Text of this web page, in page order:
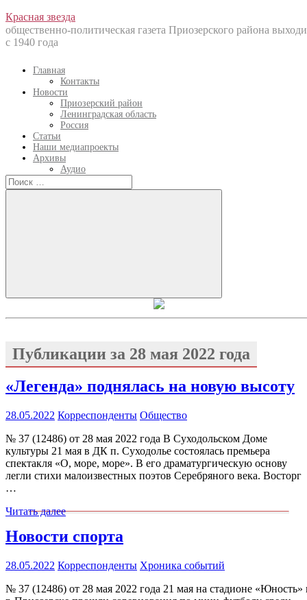
Перейти
к
содержанию
Красная звезда
общественно-политическая газета Приозерского района
с 1940 года
Главная
Контакты
Новости
Приозерский район
Ленинградская область
Россия
Статьи
Наши медиапроекты
Архивы
Аудио
Искать:
Искать
Публикации за 28 мая 2022 года
«Легенда» поднялась на новую высоту
28.05.2022 Корреспонденты Общество
№ 37 (12486) от 28 мая 2022 года В Суходольском Доме
культуры 21 мая в ДК п. Суходолье состоялась премьера
спектакля «О, море, море». В его драматургическую основу
легли стихи малоизвестных поэтов Серебряного века. Восторг
…
Читать далее
Новости спорта
28.05.2022 Корреспонденты Хроника событий
№ 37 (12486) от 28 мая 2022 года 21 мая на стадионе «Юность»